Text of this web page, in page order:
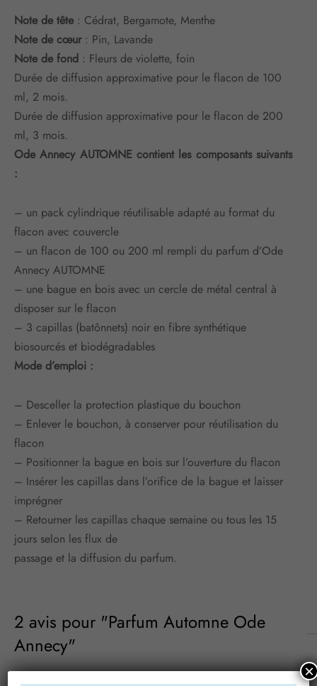
Note de tête : Cédrat, Bergamote, Menthe
Note de cœur: Pin, Lavande
Note de fond : Fleurs de violette, foin
Durée de diffusion approximative pour le flacon de 100
ml, 2 mois.
Durée de diffusion approximative pour le flacon de 200
ml, 3 mois.
Ode Annecy AUTOMNE contient les composants suivants
:
– un pack cylindrique réutilisable adapté au format du
flacon avec couvercle
– un flacon de 100 ou 200 ml rempli du parfum d’Ode
Annecy AUTOMNE
– une bague en bois avec un cercle de métal central à
disposer sur le flacon
– 3 capillas (batônnets) noir en fibre synthétique
biosourcés et biodégradables
Mode d’emploi :
– Desceller la protection plastique du bouchon
– Enlever le bouchon, à conserver pour réutilisation du
flacon
– Positionner la bague en bois sur l’ouverture du flacon
– Insérer les capillas dans l’orifice de la bague et laisser
imprégner
– Retourner les capillas chaque semaine ou tous les 15
jours selon les flux de
passage et la diffusion du parfum.
2 avis pour Parfum Automne Ode
Annecy
×